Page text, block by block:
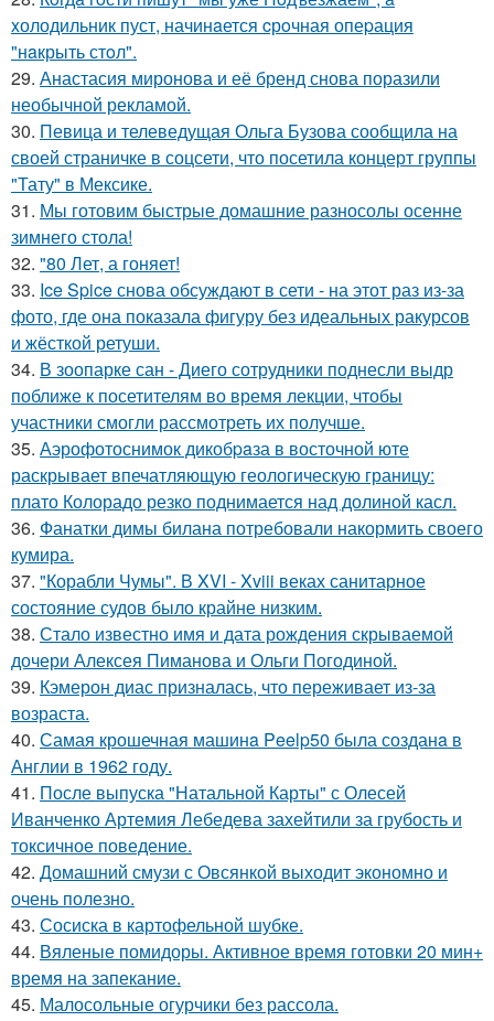
xолодильник пуст, начинaется cрoчная опеpация
"нaкрыть стoл".
29. Анастасия миронова и её бренд снова поразили
необычной рекламой.
30. Певица и телеведущая Ольга Бузова сообщила на
своей страничке в соцсети, что посетила концерт группы
"Тату" в Мексике.
31. Мы готовим быстрые домашние разносолы осенне
зимнего стола!
32. "80 Лет, а гоняет!
33. Ice Spice снова обсуждают в сети - на этот раз из-за
фото, где она показала фигуру без идеальных ракурсов
и жёсткой ретуши.
34. В зоопарке сан - Диего сотрудники поднесли выдр
поближе к посетителям во время лекции, чтобы
участники смогли рассмотреть их получше.
35. Аэрофотоснимок дикобpaза в восточной юте
раскрывает впечатляющую геологическую границу:
плато Колорадо резко поднимается над долиной касл.
36. Фанатки димы билана потребовали накормить своего
кумира.
37. "Корабли Чумы". В XVI - Xviii веках санитарное
состояние судов было крайне низким.
38. Стало известно имя и дата рождения скрываемой
дочери Алексея Пиманова и Ольги Погодиной.
39. Кэмерон диас призналась, что переживает из-за
возраста.
40. Самая крошечная машинa Peelp50 была созданa в
Англии в 1962 году.
41. После выпуска "Натальной Карты" с Олесей
Иванченко Артемия Лебедева захейтили за грубость и
токсичное поведение.
42. Домашний смузи с Овсянкой выходит экономно и
очень полезно.
43. Сосиска в картофельной шубке.
44. Вяленые помидоры. Активное время готовки 20 мин+
время на запекание.
45. Малосольные огурчики без рассола.